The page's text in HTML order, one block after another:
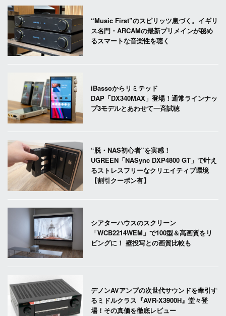
“Music First”のスピリッツ息づく。イギリ
ス名門・ARCAMの最新プリメインが秘め
るスマートな音楽性を聴く
iBassoからリミテッド
DAP「DX340MAX」登場！通常ラインナッ
プ3モデルとあわせて一斉試聴
“脱・NAS初心者”を実感！
UGREEN「NASync DXP4800 GT」で叶え
るストレスフリーなクリエイティブ環境
【割引クーポン有】
シアターハウスのスクリーン
「WCB2214WEM」で100型＆高画質をリ
ビングに！ 壁投写との画質比較も
デノンAVアンプの次世代サウンドを牽引す
るミドルクラス『AVR-X3900H』堂々登
場！その真価を徹底レビュー